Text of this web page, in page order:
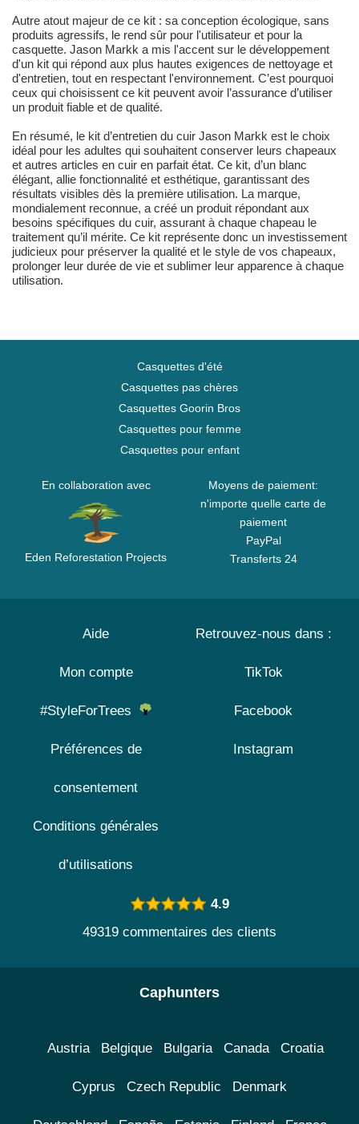
Autre atout majeur de ce kit : sa conception écologique, sans
produits agressifs, le rend sûr pour l'utilisateur et pour la
casquette. Jason Markk a mis l'accent sur le développement
d'un kit qui répond aux plus hautes exigences de nettoyage et
d'entretien, tout en respectant l'environnement. C’est pourquoi
ceux qui choisissent ce kit peuvent avoir l’assurance d’utiliser
un produit fiable et de qualité.
En résumé, le kit d’entretien du cuir Jason Markk est le choix
idéal pour les adultes qui souhaitent conserver leurs chapeaux
et autres articles en cuir en parfait état. Ce kit, d’un blanc
élégant, allie fonctionnalité et esthétique, garantissant des
résultats visibles dès la première utilisation. La marque,
mondialement reconnue, a créé un produit répondant aux
besoins spécifiques du cuir, assurant à chaque chapeau le
traitement qu’il mérite. Ce kit représente donc un investissement
judicieux pour préserver la qualité et le style de vos chapeaux,
prolonger leur durée de vie et sublimer leur apparence à chaque
utilisation.
Casquettes d'été
Casquettes pas chères
Casquettes Goorin Bros
Casquettes pour femme
Casquettes pour enfant
En collaboration avec
Eden Reforestation Projects
Moyens de paiement:
n'importe quelle carte de
paiement
PayPal
Transferts 24
Aide
Mon compte
#StyleForTrees
Préférences de
consentement
Conditions générales
d’utilisations
Retrouvez-nous dans :
TikTok
Facebook
Instagram
4.9
49319 commentaires des clients
Caphunters
Austria Belgique Bulgaria Canada Croatia
Cyprus Czech Republic Denmark